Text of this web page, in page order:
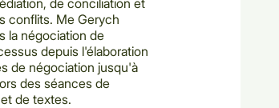
de conciliation et
conflits. Me Gerych
la négociation de
depuis l'élaboration
de négociation jusqu'à
des séances de
de textes.